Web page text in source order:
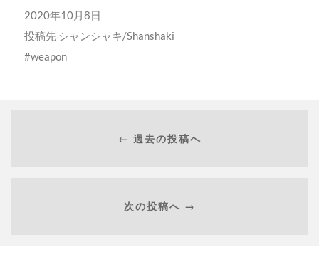
2020年10月8日
投稿先 シャンシャキ/Shanshaki
weapon
← 過去の投稿へ
次の投稿へ →